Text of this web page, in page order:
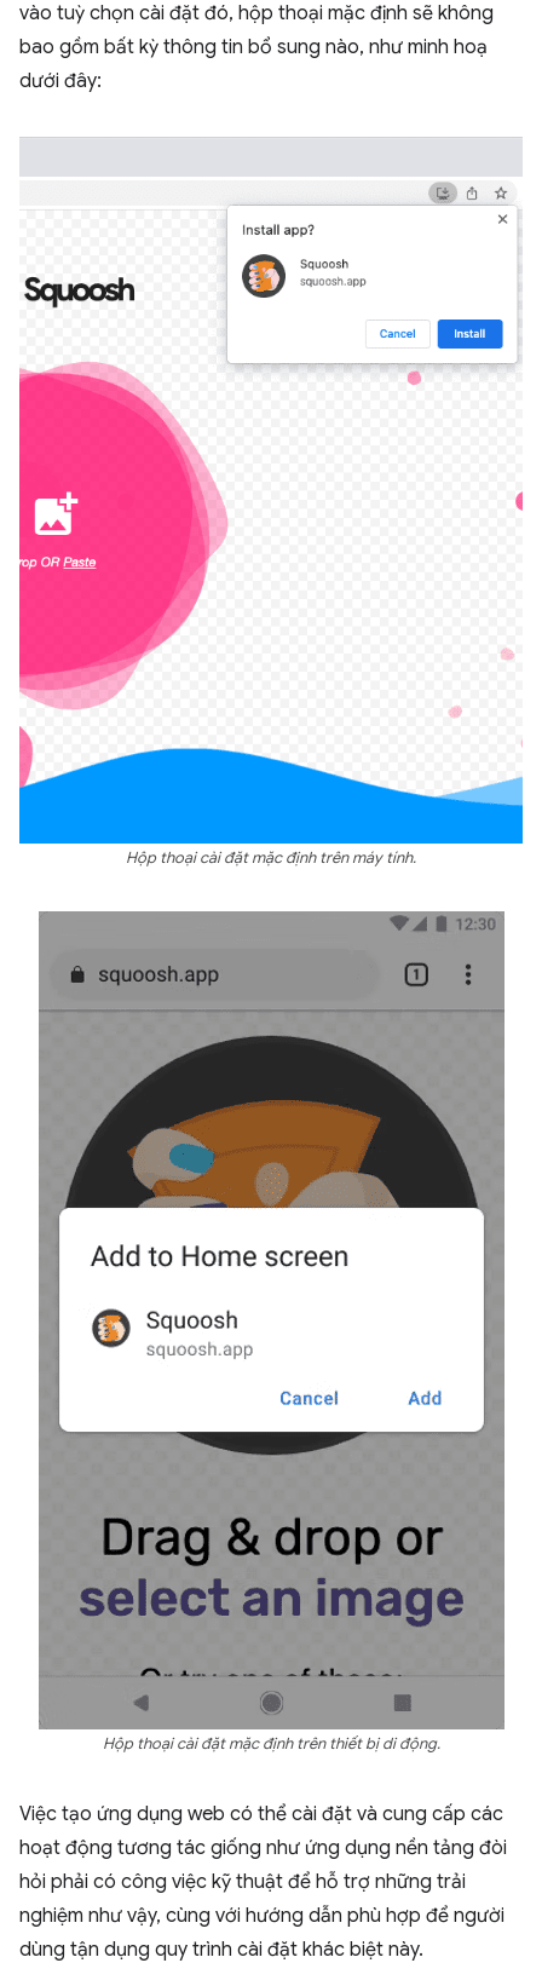
vào tuỳ chọn cài đặt đó, hộp thoại mặc định sẽ không
bao gồm bất kỳ thông tin bổ sung nào, như minh hoạ
dưới đây:
Hộp thoại cài đặt mặc định trên máy tính.
Hộp thoại cài đặt mặc định trên thiết bị di động.
Việc tạo ứng dụng web có thể cài đặt và cung cấp các
hoạt động tương tác giống như ứng dụng nền tảng đòi
hỏi phải có công việc kỹ thuật để hỗ trợ những trải
nghiệm như vậy, cùng với hướng dẫn phù hợp để người
dùng tận dụng quy trình cài đặt khác biệt này.